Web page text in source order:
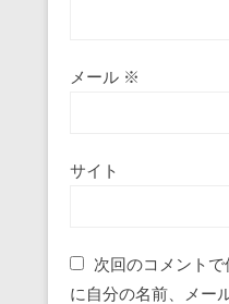
メール ※
サイト
次回のコメント
に自分の名前、メー